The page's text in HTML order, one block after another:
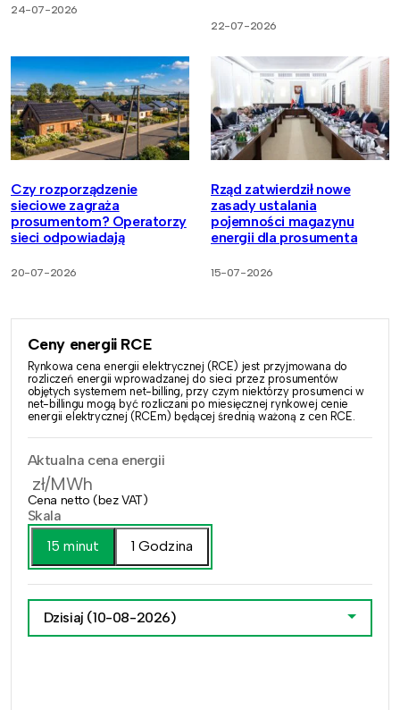
24-07-2026
22-07-2026
Czy rozporządzenie
sieciowe zagraża
prosumentom? Operatorzy
sieci odpowiadają
20-07-2026
Rząd zatwierdził nowe
zasady ustalania
pojemności magazynu
energii dla prosumenta
15-07-2026
Ceny energii RCE
Rynkowa cena energii elektrycznej (RCE) jest przyjmowana do
rozliczeń energii wprowadzanej do sieci przez prosumentów
objętych systemem net-billing, przy czym niektórzy prosumenci w
net-billingu mogą być rozliczani po miesięcznej rynkowej cenie
energii elektrycznej (RCEm) będącej średnią ważoną z cen RCE.
Aktualna cena energii
zł/MWh
Cena netto (bez VAT)
Skala
15 minut
1 Godzina
Dzisiaj (10-08-2026)